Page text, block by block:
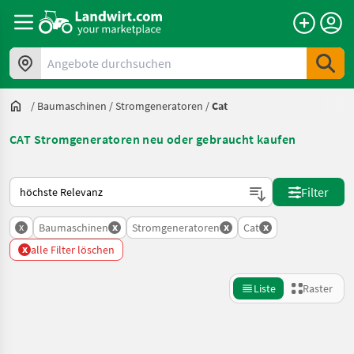
Angebote durchsuchen
/ Baumaschinen /Stromgeneratoren /Cat
CAT Stromgeneratoren neu oder gebraucht kaufen
So wird auf Landwirt.com sortiert
Filter
x Baumaschinen x Stromgeneratoren x Cat x
x alle Filter löschen
Liste Raster